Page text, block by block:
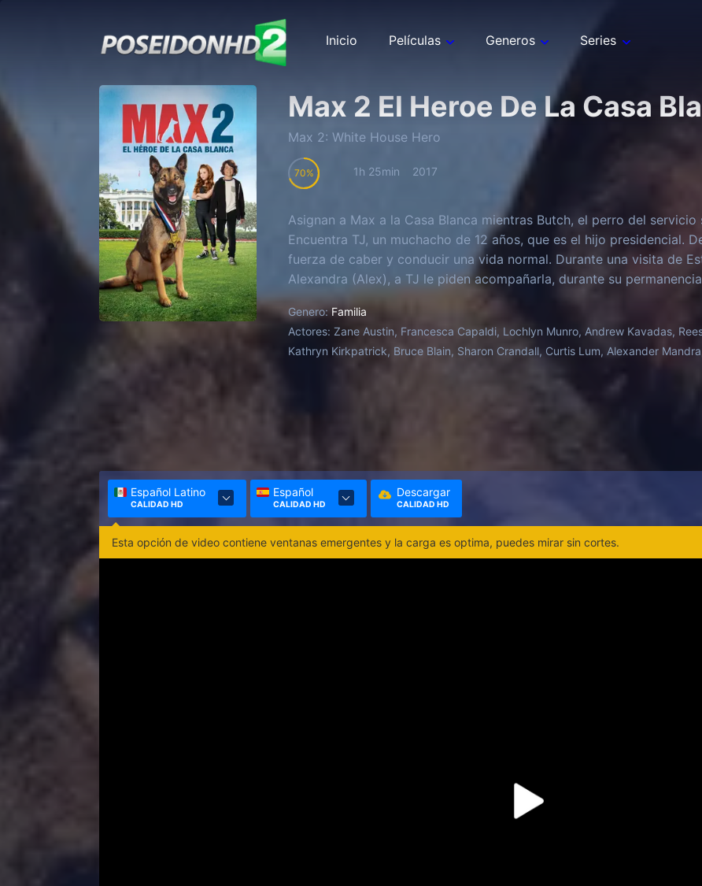
Inicio Películas Generos Series
Max 2 El Heroe De La Casa
Max 2: White House Hero
70 1h 25min 2017
Asignan a Max a la Casa Blanca mientras Butch, el perro del
Encuentra TJ, un muchacho de 12 años, que es el hijo presidencial.
fuerza de caber y conducir una vida normal. Durante una visita de
Alexandra (Alex), a TJ le piden acompañarla, durante su
entran en el problema, Max viene al rescate!
Genero: Familia
Actores: Zane Austin, Francesca Capaldi, Lochlyn Munro, Andrew Kavadas,
Kathryn Kirkpatrick, Bruce Blain, Sharon Crandall, Curtis Lum, Alexander
Español Latino
CALIDAD HD
Español
CALIDAD HD
Descargar
CALIDAD HD
Esta opción de video contiene ventanas emergentes y la carga es optima, puedes mirar sin cortes.